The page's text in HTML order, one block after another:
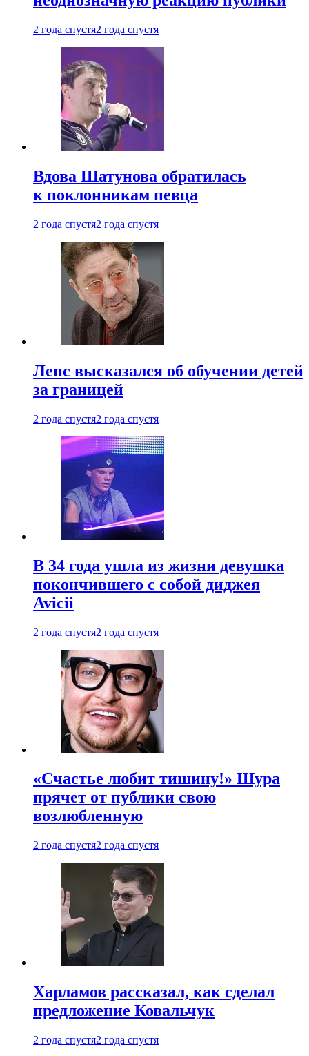
2 года спустя2 года спустя
Вдова Шатунова обратилась
к поклонникам певца
2 года спустя2 года спустя
Лепс высказался об обучении детей
за границей
2 года спустя2 года спустя
В 34 года ушла из жизни девушка
покончившего с собой диджея
Avicii
2 года спустя2 года спустя
«Счастье любит тишину!» Шура
прячет от публики свою
возлюбленную
2 года спустя2 года спустя
Харламов рассказал, как сделал
предложение Ковальчук
2 года спустя2 года спустя